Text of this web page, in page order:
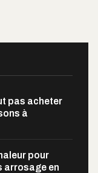
pas acheter
à
pour
arrosage en